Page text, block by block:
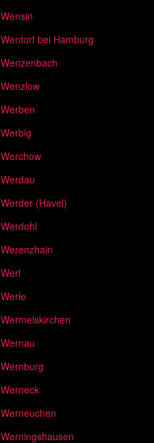
Wensin
Wentorf bei Hamburg
Wenzenbach
Wenzlow
Werben
Werbig
Werchow
Werdau
Werder (Havel)
Werdohl
Werenzhain
Werl
Werle
Wermelskirchen
Wernau
Wernburg
Werneck
Werneuchen
Werningshausen